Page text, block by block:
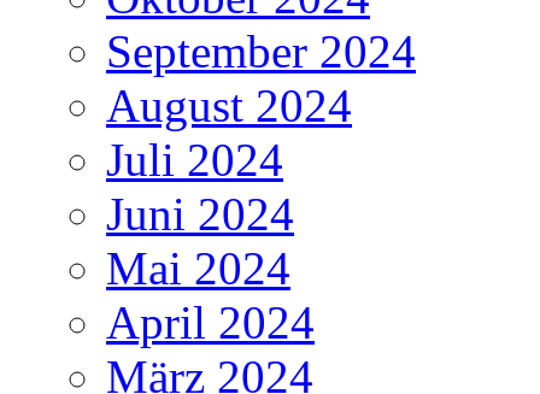
September 2024
August 2024
Juli 2024
Juni 2024
Mai 2024
April 2024
März 2024